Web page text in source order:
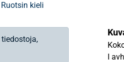
Ruotsin kieli
I